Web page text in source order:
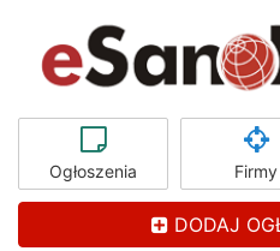
Ogłoszenia Firmy
DODAJ